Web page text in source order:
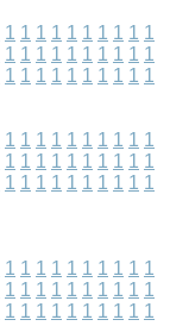
1 1 1 1 1 1 1 1 1 1
1 1 1 1 1 1 1 1 1 1
1 1 1 1 1 1 1 1 1 1
1 1 1 1 1 1 1 1 1 1
1 1 1 1 1 1 1 1 1 1
1 1 1 1 1 1 1 1 1 1
1 1 1 1 1 1 1 1 1 1
1 1 1 1 1 1 1 1 1 1
1 1 1 1 1 1 1 1 1 1